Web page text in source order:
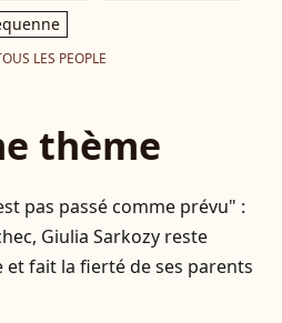
LES PEOPLE
thème
pas passé comme prévu" :
Giulia Sarkozy reste
fait la fierté de ses parents